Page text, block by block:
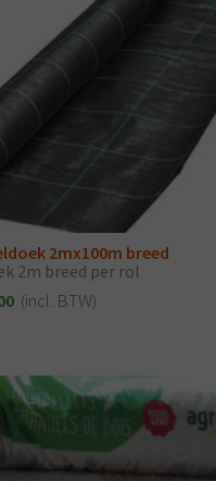
2mx100m breed
2m breed per rol
(incl. BTW)